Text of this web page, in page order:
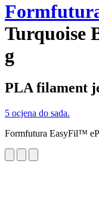
Turquoise
g
PLA filament
5 ocjena do sada.
Formfutura EasyFil™